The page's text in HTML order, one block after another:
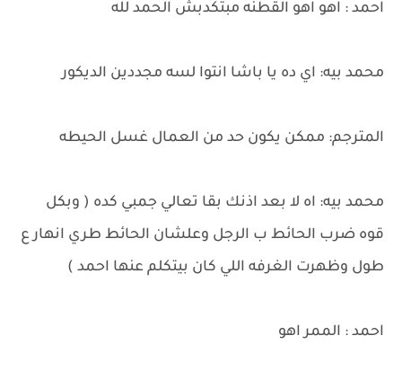
احمد : اهو اهو القطنه مبتكدبش الحمد لله
محمد بيه: اي ده يا باشا انتوا لسه مجددين الديكور
المترجم: ممكن يكون حد من العمال غسل الحيطه
محمد بيه: اه لا بعد اذنك بقا تعالي جمبي كده ( وبكل
قوه ضرب الحائط ب الرجل وعلشان الحائط طري انهار ع
طول وظهرت الغرفه اللي كان بيتكلم عنها احمد )
احمد : الممر اهو